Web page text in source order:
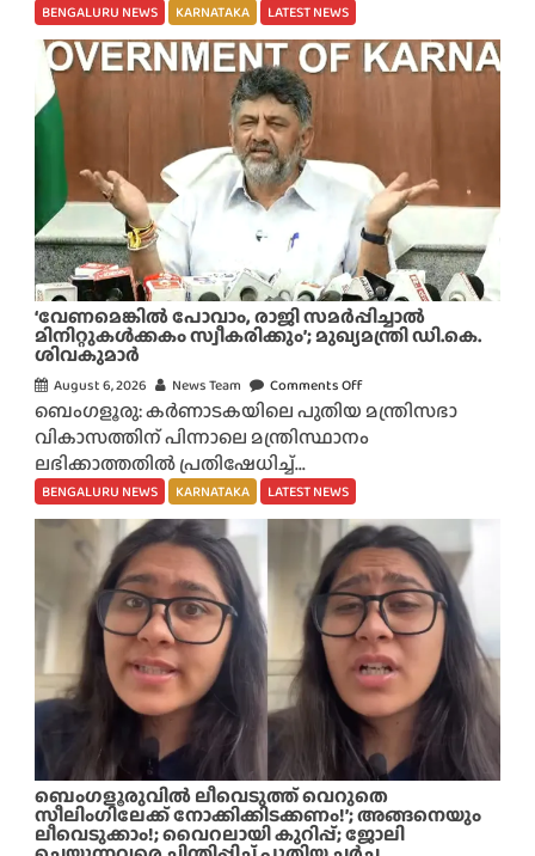
മെ
ട്രോ
നി
ൽ
നാ
ളെ
ട്രെ
യി
ൻ
സ
വീ
സു
മാ
റ്റം
;
BENGALURU NEWS KARNATAKA LATEST NEWS
‘വേണമെങ്കിൽ പോവാം, രാജി സമർപ്പിച്ചാൽ
മിനിറ്റുകൾക്കകം സ്വീകരിക്കും’; മുഖ്യമന്ത്രി ഡി.കെ.
ശിവകുമാർ
August 6, 2026 News Team Comments Off
n
‘
മെ
ങ്കി
ൽ
പോ
വാം
,
രാ
ജി
സ
മ
ർ
പ്പി
ച്ചാ
ബെംഗളൂരു: കർണാടകയിലെ പുതിയ മന്ത്രിസഭാ
വികാസത്തിന് പിന്നാലെ മന്ത്രിസ്ഥാനം
ലഭിക്കാത്തതിൽ പ്രതിഷേധിച്ച്...
BENGALURU NEWS KARNATAKA LATEST NEWS
ബെം​ഗളൂരുവിൽ ലീവെടുത്ത് വെറുതെ
സീലിംഗിലേക്ക് നോക്കിക്കിടക്കണം!’; അങ്ങനെയും
ലീവെടുക്കാം!; വൈറലായി കുറിപ്പ്; ജോലി